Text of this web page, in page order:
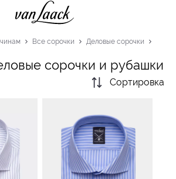
Все сорочки Деловые сорочки
сорочки и рубашки
Сортировка